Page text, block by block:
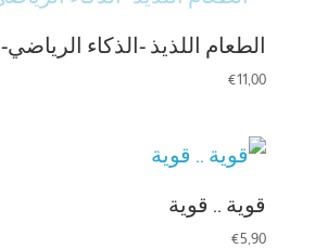
الطعام اللذيذ -الذكاء الرياضي-
€11,00
قوية .. قوية
€5,90